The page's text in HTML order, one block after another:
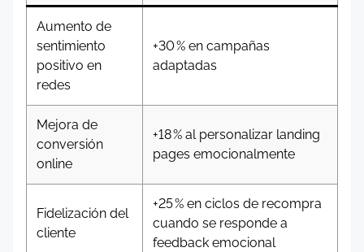
Aumento de
sentimiento
positivo en
redes
+30 % en campañas
adaptadas
Mejora de
conversión
online
+18 % al personalizar landing
pages emocionalmente
Fidelización del
cliente
+25 % en ciclos de recompra
cuando se responde a
feedback emocional